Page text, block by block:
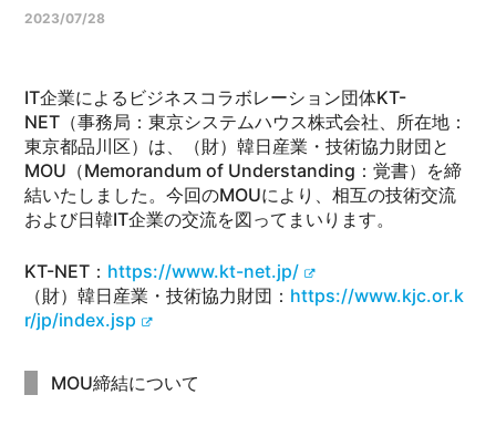
2023/07/28
IT企業によるビジネスコラボレーション団体KT-
NET（事務局：東京システムハウス株式会社、所在地：
東京都品川区）は、（財）韓日産業・技術協力財団と
MOU（Memorandum of Understanding：覚書）を締
結いたしました。今回のMOUにより、相互の技術交流
および日韓IT企業の交流を図ってまいります。
KT-NET： https://www.kt-net.jp/
（財）韓日産業・技術協力財団： https://www.kjc.or.k
r/jp/index.jsp
MOU締結について